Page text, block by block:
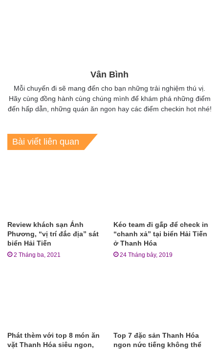
Vân Bình
Mỗi chuyến đi sẽ mang đến cho bạn những trải nghiệm thú vị.
Hãy cùng đồng hành cùng chúng mình để khám phá những điểm
đến hấp dẫn, những quán ăn ngon hay các điểm checkin hot nhé!
Bài viết liên quan
Review khách sạn Ánh
Phương, “vị trí đắc địa” sát
biển Hải Tiến
2 Tháng ba, 2021
Kéo team đi gấp để check in
“chanh xả” tại biển Hải Tiến
ở Thanh Hóa
24 Tháng bảy, 2019
Phát thèm với top 8 món ăn
vặt Thanh Hóa siêu ngon,
Top 7 đặc sản Thanh Hóa
ngon nức tiếng không thể